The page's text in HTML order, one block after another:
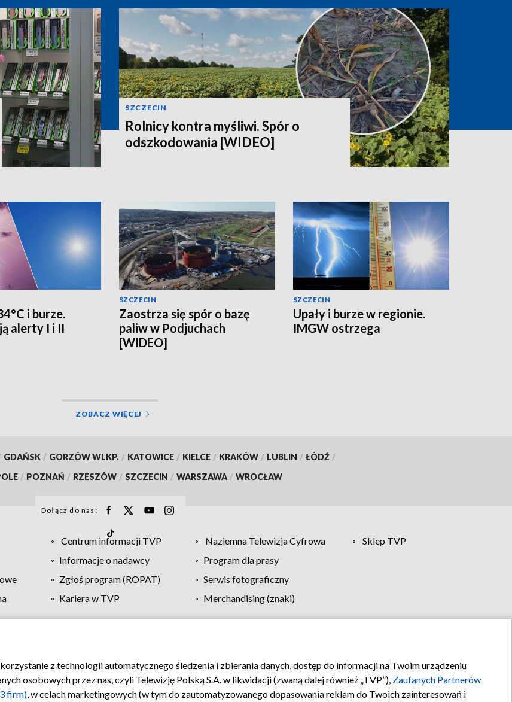
SZCZECIN
Rolnicy kontra myśliwi. Spór o
odszkodowania [WIDEO]
i burze.
alerty I i II
SZCZECIN
Zaostrza się spór o bazę
paliw w Podjuchach
[WIDEO]
SZCZECIN
Upały i burze w regionie.
IMGW ostrzega
ZOBACZ WIĘCEJ
GDAŃSK / GORZÓW WLKP. / KATOWICE / KIELCE / KRAKÓW / LUBLIN / ŁÓDŹ /
/ POZNAŃ / RZESZÓW / SZCZECIN / WARSZAWA / WROCŁAW
Dołącz do nas:
Centrum informacji TVP Naziemna Telewizja Cyfrowa
Sklep TVP
Informacje o nadawcy
Program dla prasy
Zgłoś program (ROPAT)
Serwis fotograficzny
Kariera w TVP
Merchandising (znaki)
prywatności Moje zgody Pomoc Biuro reklamy Kontakt
z technologii automatycznego śledzenia i zbierania danych, dostęp do informacji na Twoim urządzeniu
osobowych przez nas, czyli Telewizję Polską S.A. w likwidacji (zwaną dalej również „TVP”), Zaufanych Partnerów
firm), w celach marketingowych (w tym do zautomatyzowanego dopasowania reklam do Twoich zainteresowań i